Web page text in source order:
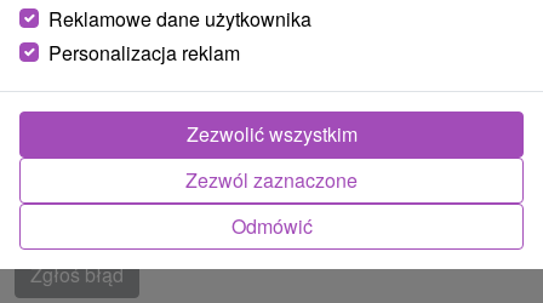
Region turystyczny
Trenčiansky kraj, Biele Karpaty, Myjavská pahorkatina,
Malé Karpaty
Znalazłeś błąd lub chcesz polecić nam nową atrakcję
Zgłoś błąd
Reklamowe dane użytkownika
Personalizacja reklam
Odmówić
Zezwól zaznaczone
Zezwolić wszystkim